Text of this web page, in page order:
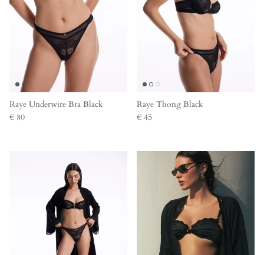
Raye Underwire Bra Black
€ 80
Raye Thong Black
€ 45